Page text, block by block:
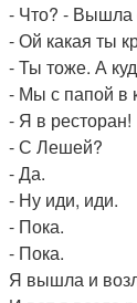
- Что? - Вышла
- Ой какая ты
- Ты тоже. А
- Мы с папой в
- Я в ресторан!
- С Лешей?
- Да.
- Ну иди, иди.
- Пока.
- Пока.
Я вышла и